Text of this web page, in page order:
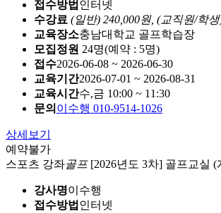
접수방법 인터넷
수강료 (일반) 240,000원, (교직원/학생
교육장소충남대학교 골프학습장
모집정원 24명(예약 : 5명)
접수2026-06-08 ~ 2026-06-30
교육기간2026-07-01 ~ 2026-08-31
교육시간수,금 10:00 ~ 11:30
문의 이수행 010-9514-1026
상세보기
예약불가
스포츠 강좌골프[2026년도 3차] 골프교실 (
강사명이수행
접수방법 인터넷